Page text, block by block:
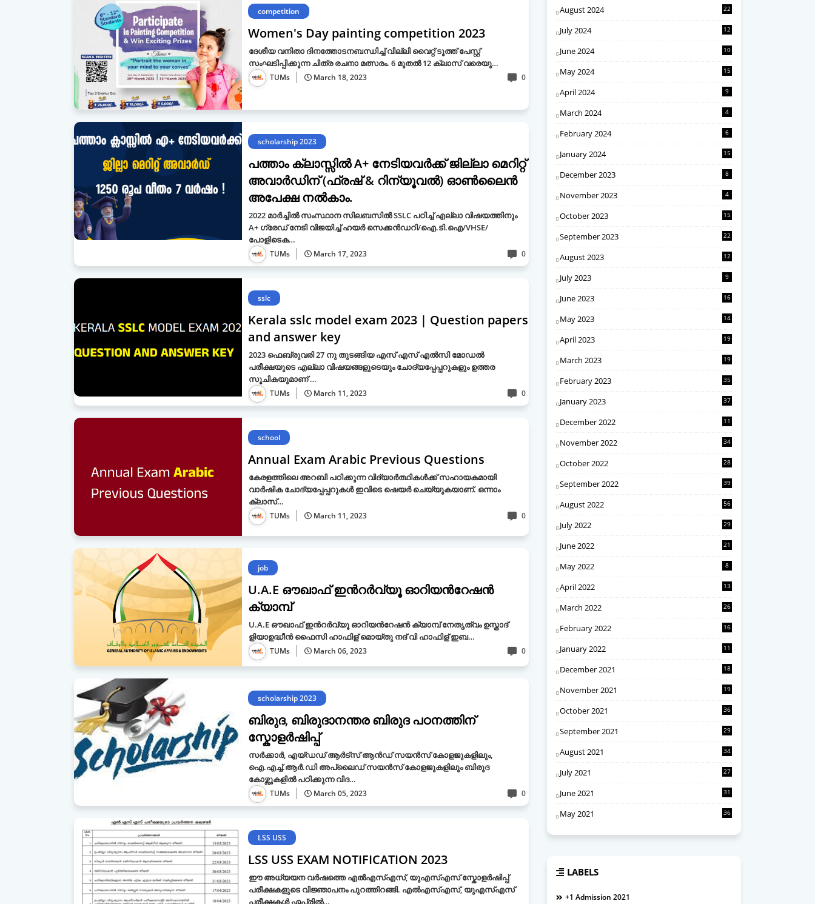
competition
Women's Day painting competition 2023
ദേശീയ വനിതാ ദിനത്തോടനബന്ധിച്ച് വില്ലി വൈറ്റ് ടൂത്ത് പേസ്റ്റ്
സംഘടിപ്പിക്കുന്ന ചിത്ര രചനാ മത്സരം. 6 മുതൽ 12 ക്ലാസ് വരെയു…
TUMs March 18, 2023 0
scholarship 2023
പത്താം ക്ലാസ്സിൽ A+ നേടിയവർക്ക് ജില്ലാ മെറിറ്റ്
അവാർഡിന് (ഫ്രഷ് & റിന്യൂവൽ) ഓൺലൈൻ
അപേക്ഷ നൽകാം.
2022 മാർച്ചിൽ സംസ്ഥാന സിലബസിൽ SSLC പഠിച്ച് എല്ലാ വിഷയത്തിനും
A+ ഗ്രേഡ് നേടി വിജയിച്ച് ഹയർ സെക്കൻഡറി/ഐ.ടി.ഐ/VHSE/
പോളിടെക…
TUMs March 17, 2023 0
sslc
Kerala sslc model exam 2023 | Question papers
and answer key
2023 ഫെബ്രുവരി 27 നു തുടങ്ങിയ എസ് എസ് എൽസി മോഡൽ
പരീക്ഷയുടെ എല്ലാ വിഷയങ്ങളുടെയും ചോദ്യപ്പേപ്പറുകളും ഉത്തര
സൂചികയുമാണ് …
TUMs March 11, 2023 0
school
Annual Exam Arabic Previous Questions
കേരളത്തിലെ അറബി പഠിക്കുന്ന വിദ്യാർത്ഥികൾക്ക് സഹായകമായി
വാർഷിക ചോദ്യപ്പേപ്പറുകൾ ഇവിടെ ഷെയർ ചെയ്യുകയാണ്. ഒന്നാം
ക്ലാസ്…
TUMs March 11, 2023 0
job
U.A.E ഔഖാഫ് ഇന്‍റര്‍വ്യൂ ഓറിയന്‍റേഷന്‍
ക്യാമ്പ്
U.A.E ഔഖാഫ് ഇന്‍റര്‍വ്യൂ ഓറിയന്‍റേഷന്‍ ക്യാമ്പ് നേതൃത്വം ഉസ്താദ്
ളിയാഉദ്ധീന്‍ ഫൈസി ഹാഫിള് മൊയ്തു നദ് വി ഹാഫിള് ഇബ…
TUMs March 06, 2023 0
scholarship 2023
ബിരുദ, ബിരുദാനന്തര ബിരുദ പഠനത്തിന്
സ്കോളർഷിപ്പ്
സർക്കാർ, എയ്ഡഡ് ആർട്സ് ആൻഡ് സയൻസ് കോളജുകളിലും,
ഐ.എച്ച്.ആർ.ഡി അപ്ലൈഡ് സയൻസ് കോളജുകളിലും ബിരുദ
കോഴ്സുകളിൽ പഠിക്കുന്ന വിദ…
TUMs March 05, 2023 0
LSS USS
LSS USS EXAM NOTIFICATION 2023
ഈ അധ്യയന വർഷത്തെ എൽഎസ്എസ്, യുഎസ്എസ് സ്കോളർഷിപ്പ്
പരീക്ഷകളുടെ വിജ്ഞാപനം പുറത്തിറങ്ങി. എൽഎസ്എസ്, യുഎസ്എസ്
പരീക്ഷകൾ ഏപ്രിൽ…
August 2024 22
July 2024 12
June 2024 10
May 2024 15
April 2024 9
March 2024 4
February 2024 6
January 2024 15
December 2023 8
November 2023 4
October 2023 15
September 2023 22
August 2023 12
July 2023 9
June 2023 16
May 2023 14
April 2023 19
March 2023 19
February 2023 35
January 2023 37
December 2022 11
November 2022 34
October 2022 28
September 2022 39
August 2022 56
July 2022 29
June 2022 21
May 2022 8
April 2022 13
March 2022 26
February 2022 16
January 2022 11
December 2021 18
November 2021 19
October 2021 36
September 2021 29
August 2021 34
July 2021 27
June 2021 31
May 2021 36
LABELS
+1 Admission 2021